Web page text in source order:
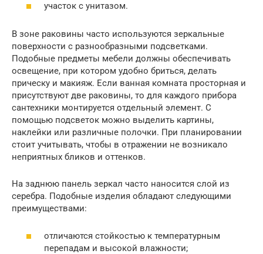
участок с унитазом.
В зоне раковины часто используются зеркальные
поверхности с разнообразными подсветками.
Подобные предметы мебели должны обеспечивать
освещение, при котором удобно бриться, делать
прическу и макияж. Если ванная комната просторная и
присутствуют две раковины, то для каждого прибора
сантехники монтируется отдельный элемент. С
помощью подсветок можно выделить картины,
наклейки или различные полочки. При планировании
стоит учитывать, чтобы в отражении не возникало
неприятных бликов и оттенков.
На заднюю панель зеркал часто наносится слой из
серебра. Подобные изделия обладают следующими
преимуществами:
отличаются стойкостью к температурным
перепадам и высокой влажности;